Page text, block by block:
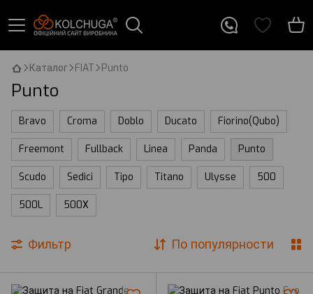
Каталог FIAT Punto
Punto
Bravo Croma Doblo Ducato Fiorino(Qubo)
Freemont Fullback Linea Panda Punto
Scudo Sedici Tipo Titano Ulysse 500
500L 500Х
Фильтр По популярности